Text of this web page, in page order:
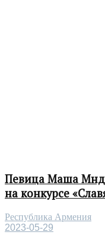
Певица Маша
на конкурсе
Республика Армения
2023-05-29